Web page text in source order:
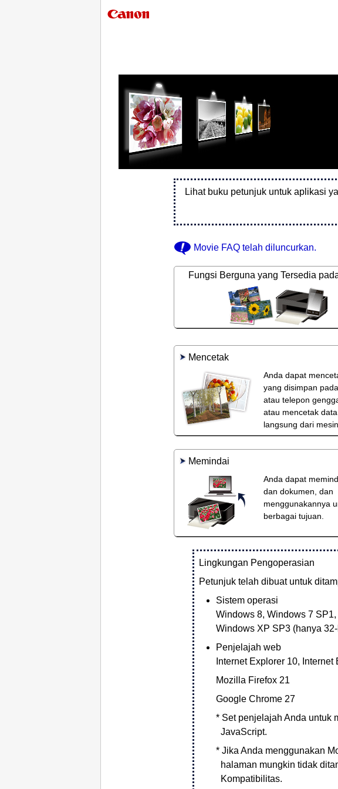
Lihat buku petunjuk untuk aplikasi
Movie FAQ telah diluncurkan.
Fungsi Berguna yang Tersedia
Mencetak
Anda dapat
yang disimpan
atau telepon
atau mencetak
langsung dari mesin.
Memindai
Anda dapat
dan dokumen, dan
menggunakannya
berbagai tujuan.
Lingkungan Pengoperasian
Petunjuk telah dibuat untuk
Sistem operasi
Windows 8, Windows 7 SP1,
Windows XP SP3(hanya
Penjelajah web
Internet Explorer10, Internet
Mozilla Firefox21
Google Chrome27
* Set penjelajah Anda untuk
JavaScript.
* Jika Anda menggunakan
halaman mungkin tidak
Kompatibilitas.